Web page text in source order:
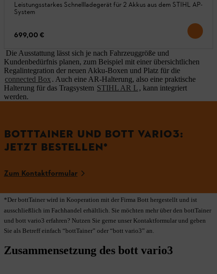
Leistungsstarkes Schnellladegerät für 2 Akkus aus dem STIHL AP-
System
699,00 €
Die Ausstattung lässt sich je nach Fahrzeuggröße und
Kundenbedürfnis planen, zum Beispiel mit einer übersichtlichen
Regalintegration der neuen Akku-Boxen und Platz für die
connected Box . Auch eine AR-Halterung, also eine praktische
Halterung für das Tragsystem STIHL AR L , kann integriert
werden.
BOTTTAINER UND BOTT VARIO3:
JETZT BESTELLEN*
Zum Kontaktformular
*Der bottTainer wird in Kooperation mit der Firma Bott hergestellt und ist
ausschließlich im Fachhandel erhältlich. Sie möchten mehr über den bottTainer
und bott vario3 erfahren? Nutzen Sie gerne unser Kontaktformular und geben
Sie als Betreff einfach “bottTainer” oder “bott vario3” an.
Zusammensetzung des bott vario3